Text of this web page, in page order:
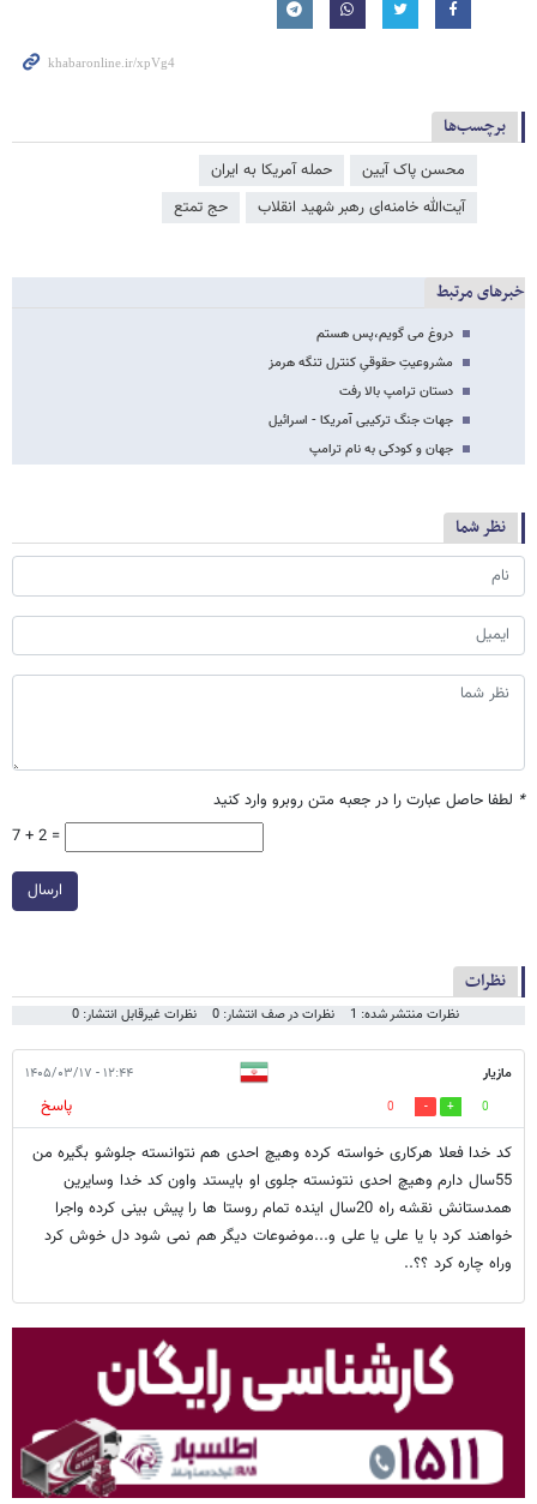
برچسب‌ها
محسن پاک آیین
حمله آمریکا به ایران
آیت‌الله خامنه‌ای رهبر شهید انقلاب
حج تمتع
خبرهای مرتبط
دروغ می گویم،پس هستم
مشروعیتِ حقوقیِ‌ کنترل تنگه هرمز
دستان ترامپ بالا رفت
جهات جنگ ترکیبی آمریکا - اسرائیل
جهان و کودکی به نام ترامپ
نظر شما
* لطفا حاصل عبارت را در جعبه متن روبرو وارد کنید
7 + 2 =
ارسال
نظرات
نظرات منتشر شده: 1 نظرات در صف انتشار: 0 نظرات غیرقابل انتشار: 0
مازیار ۱۲:۴۴ - ۱۴۰۵/۰۳/۱۷
0
0
پاسخ
کد خدا فعلا هرکاری خواسته کرده وهیچ احدی هم نتوانسته جلوشو بگیره من
55سال دارم وهیچ احدی نتونسته جلوی او بایستد واون کد خدا وسایرین
همدستانش نقشه راه 20سال اینده تمام روستا ها را پیش بینی کرده واجرا
خواهند کرد با یا علی یا علی و...موضوعات دیگر هم نمی شود دل خوش کرد
وراه چاره کرد ؟؟..